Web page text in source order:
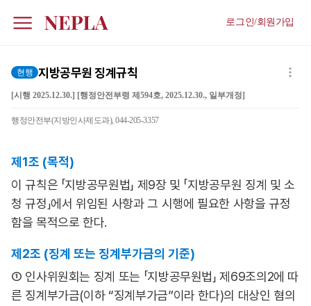
로그인/회원가입
현행 지방공무원 징계규칙
[시행 2025.12.30.] [행정안전부령 제594호, 2025.12.30., 일부개정]
행정안전부(지방인사제도과), 044-205-3357
제1조 (목적)
이 규칙은 「지방공무원법」 제9장 및 「지방공무원 징계 및 소
청 규정」에서 위임된 사항과 그 시행에 필요한 사항을 규정
함을 목적으로 한다.
제2조 (징계 또는 징계부가금의 기준)
① 인사위원회는 징계 또는 「지방공무원법」 제69조의2에 따
른 징계부가금(이하 “징계부가금”이라 한다)의 대상인 혐의